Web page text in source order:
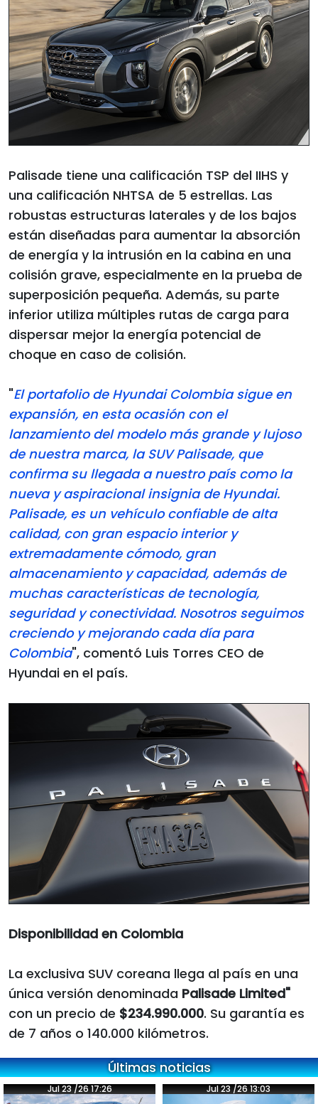
Palisade tiene una calificación TSP del IIHS y
una calificación NHTSA de 5 estrellas. Las
robustas estructuras laterales y de los bajos
están diseñadas para aumentar la absorción
de energía y la intrusión en la cabina en una
colisión grave, especialmente en la prueba de
superposición pequeña. Además, su parte
inferior utiliza múltiples rutas de carga para
dispersar mejor la energía potencial de
choque en caso de colisión.
"El portafolio de Hyundai Colombia sigue en
expansión, en esta ocasión con el
lanzamiento del modelo más grande y lujoso
de nuestra marca, la SUV Palisade, que
confirma su llegada a nuestro país como la
nueva y aspiracional insignia de Hyundai.
Palisade, es un vehículo confiable de alta
calidad, con gran espacio interior y
extremadamente cómodo, gran
almacenamiento y capacidad, además de
muchas características de tecnología,
seguridad y conectividad. Nosotros seguimos
creciendo y mejorando cada día para
Colombia", comentó Luis Torres CEO de
Hyundai en el país.
Disponibilidad en Colombia
La exclusiva SUV coreana llega al país en una
única versión denominada Palisade Limited"
con un precio de $234.990.000. Su garantía es
de 7 años o 140.000 kilómetros.
Últimas noticias
Jul 23 /26 17:26 Jul 23 /26 13:03